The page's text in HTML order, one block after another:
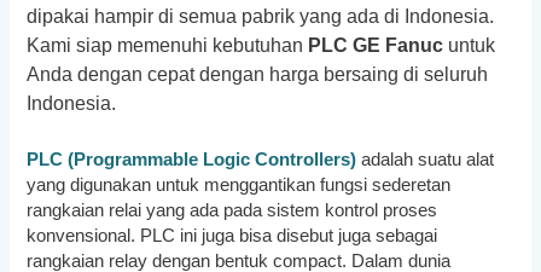
dipakai hampir di semua pabrik yang ada di Indonesia.
Kami siap memenuhi kebutuhan PLCGE Fanuc untuk
Anda dengan cepat dengan harga bersaing di seluruh
Indonesia.
PLC (Programmable Logic Controllers) adalah suatu alat
yang digunakan untuk menggantikan fungsi sederetan
rangkaian relai yang ada pada sistem kontrol proses
konvensional. PLC ini juga bisa disebut juga sebagai
rangkaian relay dengan bentuk compact. Dalam dunia